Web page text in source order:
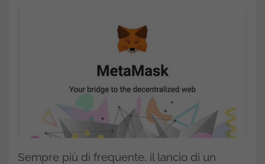
Sempre più di frequente, il lancio di un